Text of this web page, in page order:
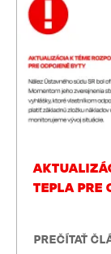
TEPLA PRE
PREČÍTAŤ